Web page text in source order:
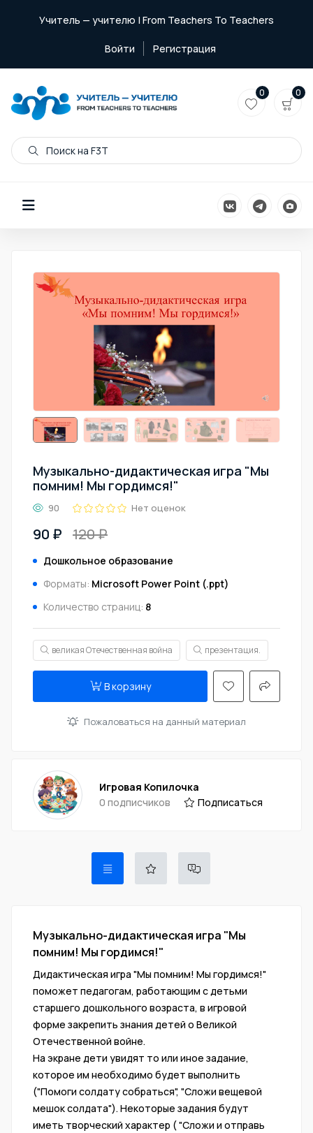
Учитель — учителю | From Teachers To Teachers
Войти Регистрация
Поиск на F3T
0 0
Музыкально-дидактическая игра "Мы
помним! Мы гордимся!"
90 Нет оценок
90 ₽ 120 ₽
Дошкольное образование
Форматы: Microsoft Power Point (.ppt)
Количество страниц: 8
великая Отечественная война презентация.
В корзину
Пожаловаться на данный материал
Игровая Копилочка
0 подписчиков
Подписаться
Музыкально-дидактическая игра "Мы
помним! Мы гордимся!"
Дидактическая игра "Мы помним! Мы гордимся!"
поможет педагогам, работающим с детьми
старшего дошкольного возраста, в игровой
форме закрепить знания детей о Великой
Отечественной войне.
На экране дети увидят то или иное задание,
которое им необходимо будет выполнить
("Помоги солдату собраться", "Сложи вещевой
мешок солдата"). Некоторые задания будут
иметь творческий характер ( "Сложи и отправь